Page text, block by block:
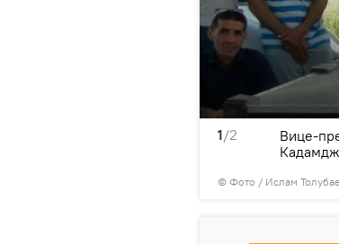
1/2
© Фото / Ислам
Вице-